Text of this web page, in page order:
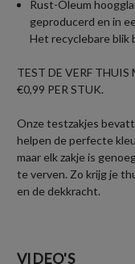
Rust-Oleum
geproducerd en in
Het recyclebare blik
TEST DE VERF
€0,99 PER STUK.
Onze testzakjes
helpen de perfecte
maar elk zakje is
te verven. Zo krijg je
en de dekkracht.
VIDEO'S